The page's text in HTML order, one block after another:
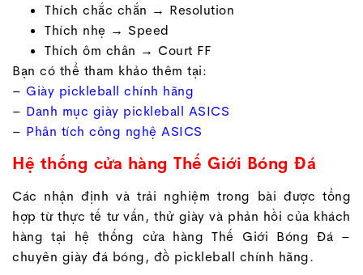
Thích chắc chắn → Resolution
Thích nhẹ → Speed
Thích ôm chân → Court FF
Bạn có thể tham khảo thêm tại:
– Giày pickleball chính hãng
– Danh mục giày pickleball ASICS
– Phân tích công nghệ ASICS
Hệ thống cửa hàng Thế Giới Bóng Đá
Các nhận định và trải nghiệm trong bài được tổng
hợp từ thực tế tư vấn, thử giày và phản hồi của khách
hàng tại hệ thống cửa hàng Thế Giới Bóng Đá –
chuyên giày đá bóng, đồ pickleball chính hãng.